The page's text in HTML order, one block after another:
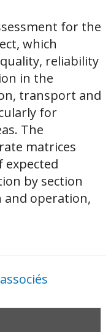
for the
which
reliability
in the
transport and
for
The
matrices
expected
by section
operation,